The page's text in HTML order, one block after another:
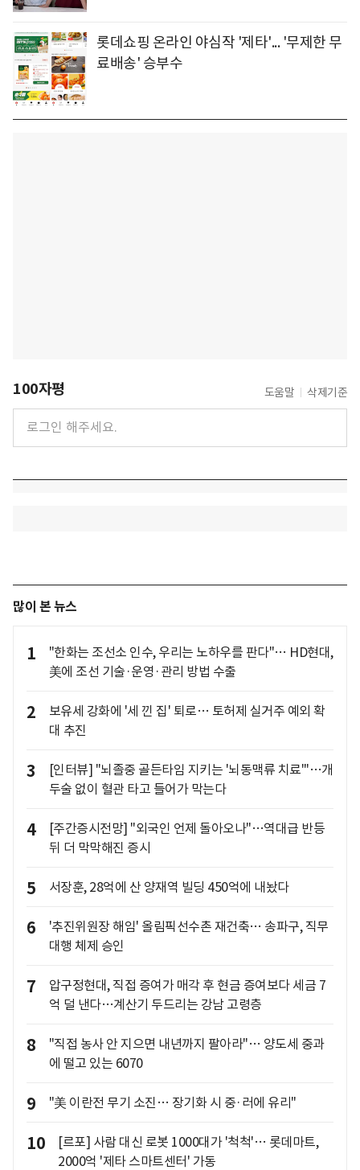
롯데쇼핑 온라인 야심작 '제타'... '무제한 무
료배송' 승부수
100자평 도움말 삭제기준
많이 본 뉴스
1
"한화는 조선소 인수, 우리는 노하우를 판다"… HD현대,
美에 조선 기술·운영·관리 방법 수출
2
보유세 강화에 '세 낀 집' 퇴로… 토허제 실거주 예외 확
대 추진
3
[인터뷰] "뇌졸중 골든타임 지키는 '뇌동맥류 치료'"…개
두술 없이 혈관 타고 들어가 막는다
4
[주간증시전망] "외국인 언제 돌아오나"…역대급 반등
뒤 더 막막해진 증시
5 서장훈, 28억에 산 양재역 빌딩 450억에 내놨다
6
'추진위원장 해임' 올림픽선수촌 재건축… 송파구, 직무
대행 체제 승인
7
압구정현대, 직접 증여가 매각 후 현금 증여보다 세금 7
억 덜 낸다…계산기 두드리는 강남 고령층
8
"직접 농사 안 지으면 내년까지 팔아라"… 양도세 중과
에 떨고 있는 6070
9 "美 이란전 무기 소진… 장기화 시 중·러에 유리"
10
[르포] 사람 대신 로봇 1000대가 '척척'… 롯데마트,
2000억 '제타 스마트센터' 가동